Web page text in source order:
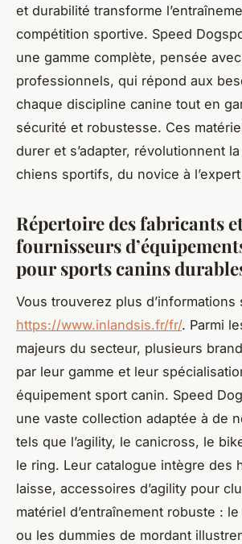
et durabilité transforme
compétition sportive. Speed
une gamme complète, pensée
professionnels, qui répond aux
chaque discipline canine tout en
sécurité et robustesse. Ces
durer et s’adapter, révolutionnent
chiens sportifs, du novice à
Répertoire des fabricants
fournisseurs
pour sports canins
Vous trouverez plus d’informations
https://www.inlandsis.fr/fr/. Parmi
majeurs du secteur, plusieurs
par leur gamme et leur
équipement sport canin. Speed
une vaste collection adaptée à de
tels que l’agility, le canicross, le
le ring. Leur catalogue intègre des
laisse, accessoires d’agility pour
matériel d’entraînement robuste :
ou les dummies de mordant